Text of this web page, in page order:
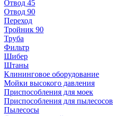
Отвод 45
Отвод 90
Переход
Тройник 90
Труба
Фильтр
Шибер
Штаны
Клининговое оборудование
Мойки высокого давления
Приспособления для моек
Приспособления для пылесосов
Пылесосы